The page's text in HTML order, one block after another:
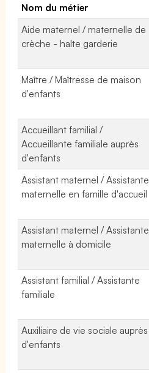
Nom du métier
Aide maternel / maternelle de
crèche - halte garderie
Maître / Maîtresse de maison
d'enfants
Accueillant familial /
Accueillante familiale auprès
d'enfants
Assistant maternel / Assistante
maternelle en famille d'accueil
Assistant maternel / Assistante
maternelle à domicile
Assistant familial / Assistante
familiale
Auxiliaire de vie sociale auprès
d'enfants